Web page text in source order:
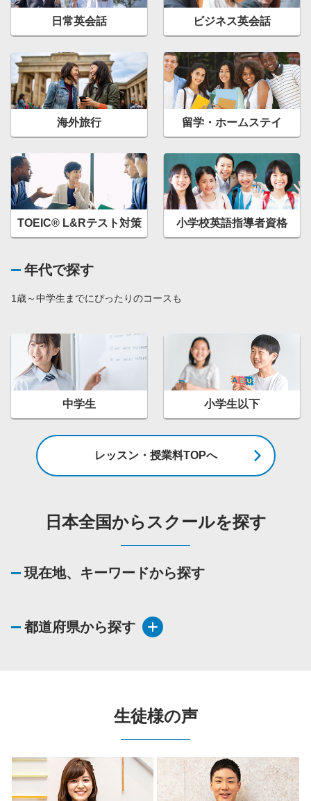
日常英会話 ビジネス英会話
海外旅行 留学・ホームステイ
TOEIC® L&Rテスト対策 小学校英語指導者資格
年代で探す
1歳～中学生までにぴったりのコースも
中学生 小学生以下
レッスン・授業料TOPへ
日本全国からスクールを探す
現在地、キーワードから探す
都道府県から探す
生徒様の声